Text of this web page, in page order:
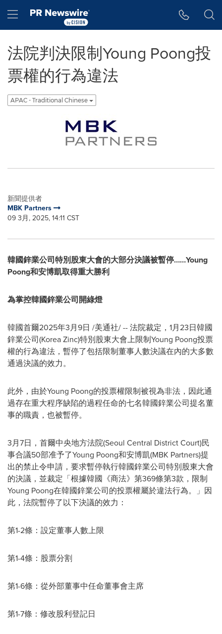
Hamburger menu
法院判決限制Young Poong投
票權的行為違法
APAC - Traditional Chinese
新聞提供者
MBK Partners
09 3月, 2025, 14:11 CST
韓國鋅業公司特別股東大會的大部分決議被暫停……Young
Poong和安博凱取得重大勝利
為掌控韓國鋅業公司開綠燈
韓國首爾2025年3月9日 /美通社/ -- 法院裁定，1月23日韓國
鋅業公司(Korea Zinc)特別股東大會上限制Young Poong投票
權的行為違法，暫停了包括限制董事人數決議在內的大多數
通過決議的效力。
此外，由於Young Poong的投票權限制被視為非法，因此通
過存在重大程序缺陷的過程任命的七名韓國鋅業公司提名董
事的職責，也被暫停。
3月7日，首爾中央地方法院(Seoul Central District Court)民
事合議50部准予了Young Poong和安博凱(MBK Partners)提
出的禁止令申請，要求暫停執行韓國鋅業公司特別股東大會
的決議，並裁定「根據韓國《商法》第369條第3款，限制
Young Poong在韓國鋅業公司的投票權屬於違法行為。」因
此，法院暫停了以下決議的效力：
第1-2條：設定董事人數上限
第1-4條：股票分割
第1-6條：從外部董事中任命董事會主席
第1-7條：修改股利登記日